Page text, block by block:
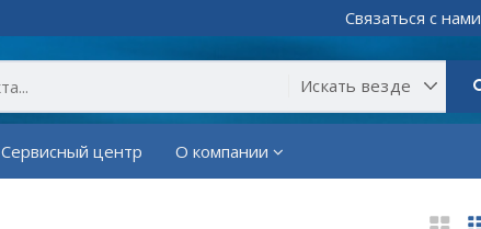
Связаться с нами
Сервисный центр О компании